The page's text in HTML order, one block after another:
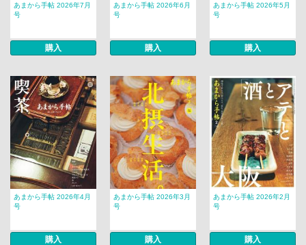
あまから手帖 2026年7月
号
購入
あまから手帖 2026年6月
号
購入
あまから手帖 2026年5月
号
購入
あまから手帖 2026年4月
号
購入
あまから手帖 2026年3月
号
購入
あまから手帖 2026年2月
号
購入